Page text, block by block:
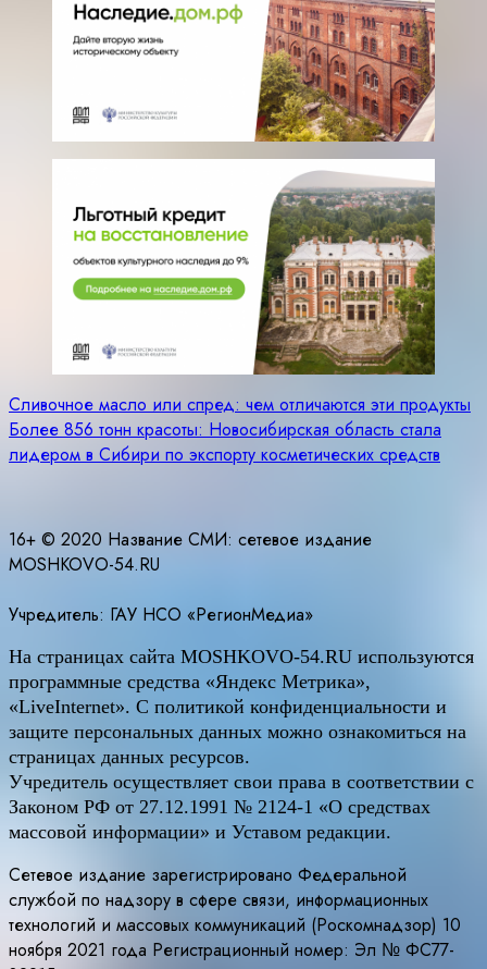
Навигация
по
Сливочное масло или спред: чем отличаются эти продукты
Более 856 тонн красоты: Новосибирская область стала
лидером в Сибири по экспорту косметических средств
16+ © 2020 Название СМИ: cетевое издание
MOSHKOVO-54.RU
Учредитель: ГАУ НСО «РегионМедиа»
На страницах сайта MOSHKOVO-54.RU используются
программные средства «Яндекс Метрика»,
«LiveInternet». С политикой конфиденциальности и
защите персональных данных можно ознакомиться на
страницах данных ресурсов.
Учредитель осуществляет свои права в соответствии с
Законом РФ от 27.12.1991 № 2124-1 «О средствах
массовой информации» и Уставом редакции.
Сетевое издание зарегистрировано Федеральной
службой по надзору в сфере связи, информационных
технологий и массовых коммуникаций (Роскомнадзор) 10
ноября 2021 года Регистрационный номер: Эл № ФС77-